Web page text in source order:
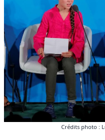
Crédits photo :